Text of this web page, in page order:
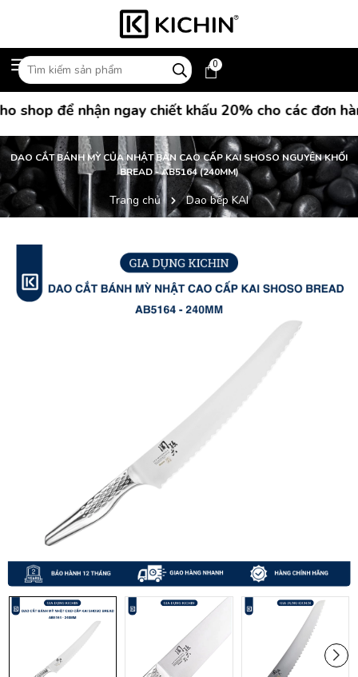
0
để nhận ngay chiết khấu 20% cho các đơn
DAO CẮT BÁNH MỲ CỦA NHẬT BẢN CAO CẤP KAI SHOSO NGUYÊN KHỐI
BREAD - AB5164 (240MM)
Trang chủ Dao bếp KAI